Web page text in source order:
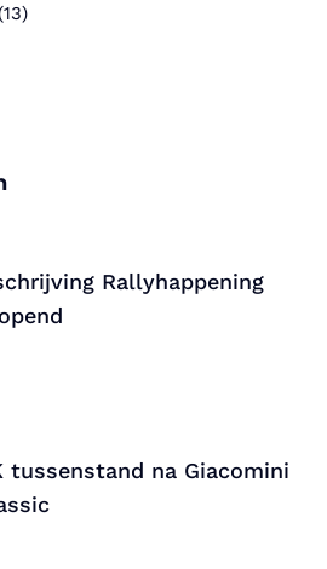
(13)
Rallyhappening
tussenstand na Giacomini